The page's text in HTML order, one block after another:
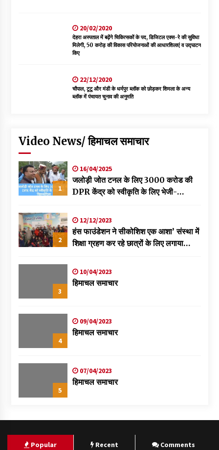
20/02/2020
देहरा अस्पताल में बढ़ेंगे चिकित्सकों के पद, डिजिटल एक्स-रे की सुविधा
मिलेगी, 50 करोड़ की विकास परियोजनाओं की आधारशिलाएं व उद्घाटन
किए
22/12/2020
चौपाल, टूटू और मंडी के धर्मपुर ब्लॉक को छोड़कर शिमला के अन्य
ब्लॉक में पंचायत चुनाव की अनुमति
Video News/ हिमाचल समाचार
1
16/04/2025
जलोड़ी जोत टनल के लिए 3000 करोड की
DPR केंद्र को स्वीकृति के लिए भेजी-
2
12/12/2023
हंस फाउंडेशन ने सीकोशिश एक आशा’ संस्था में
शिक्षा ग्रहण कर रहे छात्रों के लिए लगाया
3
10/04/2023
हिमाचल समाचार
4
09/04/2023
हिमाचल समाचार
5
07/04/2023
हिमाचल समाचार
Popular Recent Comments